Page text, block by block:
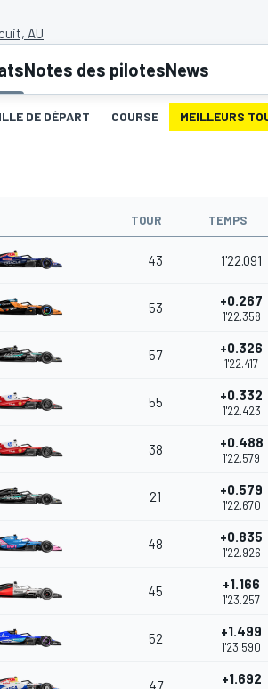
AU
Notes des pilotesNews
DE DÉPART COURSE MEILLEURS
TOUR TEMPS
43 1'22.091
53 +0.267
1'22.358
57 +0.326
1'22.417
55 +0.332
1'22.423
38 +0.488
1'22.579
21 +0.579
1'22.670
48 +0.835
1'22.926
45 +1.166
1'23.257
52 +1.499
1'23.590
47 +1.692